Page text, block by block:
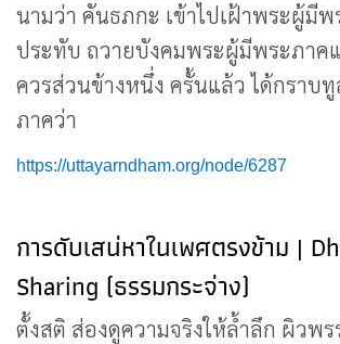
นามว่า คันธภกะ เข้าไปเฝ้าพระผู้มี
ประทับ ถวายบังคมพระผู้มีพระภาค
ควรส่วนข้างหนึ่ง ครั้นแล้ว ได้กราบ
ภาคว่า
https://uttayarndham.org/node/6287
การดับเสน่หาในเพศตรงข้าม |
Sharing (ธรรมกระจ่าง)
ตั้งสติ ส่องดูความจริงให้ล้ำลึก ผิวพ